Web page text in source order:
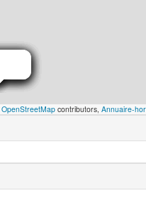
OpenStreetMap contributors, Annuaire-